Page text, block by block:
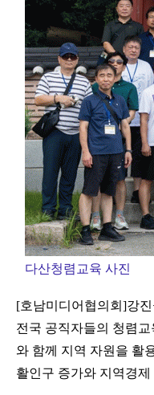
다산청렴교육 사진
[호남미디어협의회]강
전국 공직자들의 청렴
와 함께 지역 자원을 활
활인구 증가와 지역경